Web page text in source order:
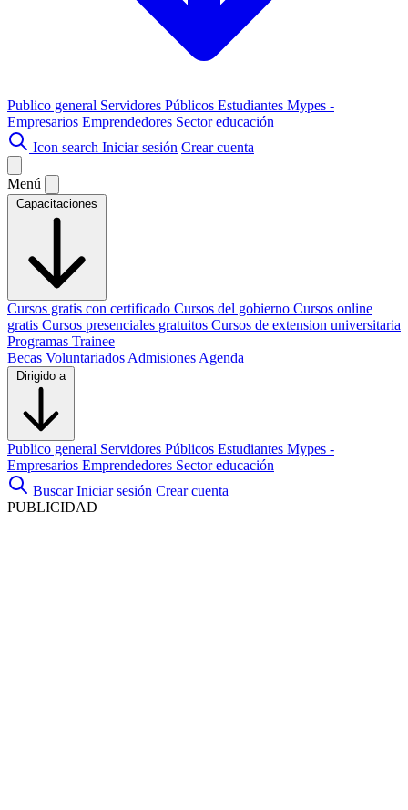
Publico general Servidores Públicos Estudiantes Mypes -
Empresarios Emprendedores Sector educación
Icon search Iniciar sesión Crear cuenta
Menú
Capacitaciones
Cursos gratis con certificado Cursos del gobierno Cursos online
gratis Cursos presenciales gratuitos Cursos de extension universitaria
Programas Trainee
Becas Voluntariados Admisiones Agenda
Dirigido a
Publico general Servidores Públicos Estudiantes Mypes -
Empresarios Emprendedores Sector educación
Buscar Iniciar sesión Crear cuenta
PUBLICIDAD